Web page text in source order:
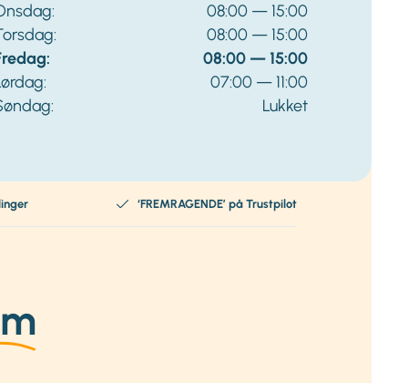
08:00 — 15:00
08:00 — 15:00
08:00 — 15:00
07:00 — 11:00
Lukket
‘FREMRAGENDE’ på Trustpilot